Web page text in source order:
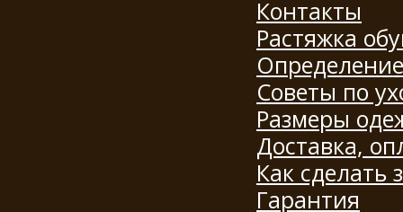
Контакты
Растяжка
Советы по
Размеры
Доставка,
Как сделать
Гарантия